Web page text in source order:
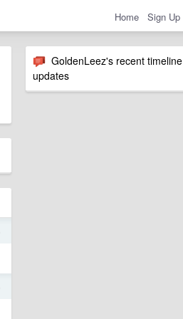
Home Sign Up
GoldenLeez's recent timeline
updates